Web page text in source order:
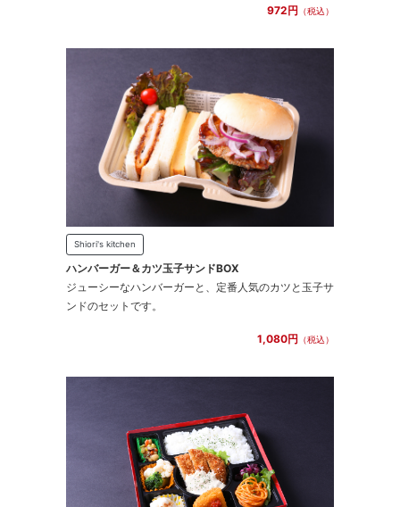
972円 （税込）
Shiori's kitchen
ハンバーガー＆カツ玉子サンドBOX
ジューシーなハンバーガーと、定番人気のカツと玉子サ
ンドのセットです。
1,080円 （税込）